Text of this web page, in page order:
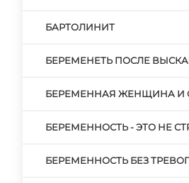
БАРТОЛИНИТ
БЕРЕМЕНЕТЬ ПОСЛЕ
БЕРЕМЕННАЯ ЖЕНЩИНА И
БЕРЕМЕННОСТЬ - ЭТО НЕ
БЕРЕМЕННОСТЬ БЕЗ ТРЕВОГ